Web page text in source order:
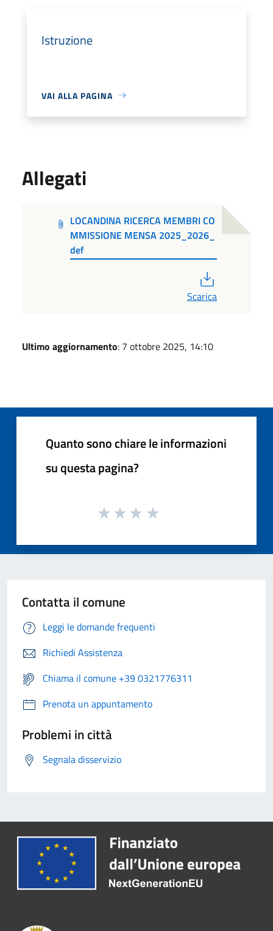
Istruzione
VAI ALLA PAGINA
Allegati
LOCANDINA RICERCA MEMBRI CO
MMISSIONE MENSA 2025_2026_
def
Scarica
Ultimo aggiornamento: 7 ottobre 2025, 14:10
Quanto sono chiare le informazioni
su questa pagina?
Contatta il comune
Leggi le domande frequenti
Richiedi Assistenza
Chiama il comune +39 0321776311
Prenota un appuntamento
Problemi in città
Segnala disservizio